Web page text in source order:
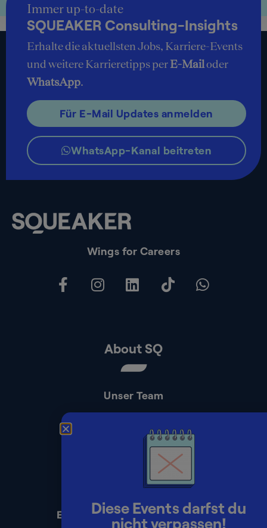
Wings for Careers
About SQ
Unser Team
Presse
Impressum
Datenschutz
Erklärung zur Barrierefreiheit
Immer up-to-date
SQUEAKER Consulting-Insights
Erhalte die aktuellsten Jobs, Karriere-Events
und weitere Karrieretipps perE-Mailoder
WhatsApp.
Für E-Mail Updates anmelden
WhatsApp-Kanal beitreten
Diese Events darfst du
nicht verpassen!